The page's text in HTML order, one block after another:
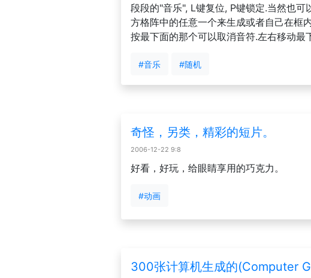
段段的"音乐", L键复位, P键锁定.当然也可
方格阵中的任意一个来生成或者自己在框
按最下面的那个可以取消音符.左右移动最
#音乐 #随机
奇怪，另类，精彩的短片。
2006-12-22 9:8
好看，好玩，给眼睛享用的巧克力。
#动画
300张计算机生成的(Computer